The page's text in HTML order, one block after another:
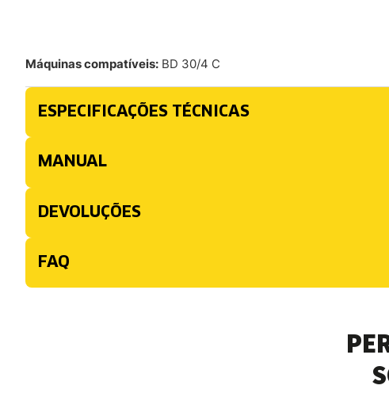
Máquinas compatíveis: BD 30/4 C
ESPECIFICAÇÕES TÉCNICAS
MANUAL
DEVOLUÇÕES
FAQ